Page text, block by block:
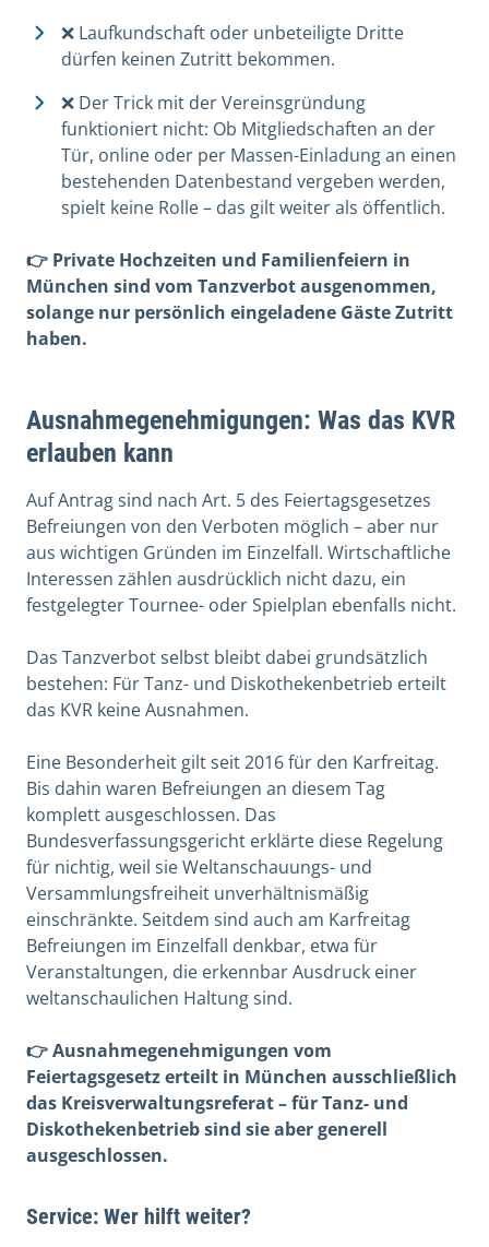
❌ Laufkundschaft oder unbeteiligte Dritte
dürfen keinen Zutritt bekommen.
❌ Der Trick mit der Vereinsgründung
funktioniert nicht: Ob Mitgliedschaften an der
Tür, online oder per Massen-Einladung an einen
bestehenden Datenbestand vergeben werden,
spielt keine Rolle – das gilt weiter als öffentlich.
👉 Private Hochzeiten und Familienfeiern in
München sind vom Tanzverbot ausgenommen,
solange nur persönlich eingeladene Gäste Zutritt
haben.
Ausnahmegenehmigungen: Was das KVR
erlauben kann
Auf Antrag sind nach Art. 5 des Feiertagsgesetzes
Befreiungen von den Verboten möglich – aber nur
aus wichtigen Gründen im Einzelfall. Wirtschaftliche
Interessen zählen ausdrücklich nicht dazu, ein
festgelegter Tournee- oder Spielplan ebenfalls nicht.
Das Tanzverbot selbst bleibt dabei grundsätzlich
bestehen: Für Tanz- und Diskothekenbetrieb erteilt
das KVR keine Ausnahmen.
Eine Besonderheit gilt seit 2016 für den Karfreitag.
Bis dahin waren Befreiungen an diesem Tag
komplett ausgeschlossen. Das
Bundesverfassungsgericht erklärte diese Regelung
für nichtig, weil sie Weltanschauungs- und
Versammlungsfreiheit unverhältnismäßig
einschränkte. Seitdem sind auch am Karfreitag
Befreiungen im Einzelfall denkbar, etwa für
Veranstaltungen, die erkennbar Ausdruck einer
weltanschaulichen Haltung sind.
👉 Ausnahmegenehmigungen vom
Feiertagsgesetz erteilt in München ausschließlich
das Kreisverwaltungsreferat – für Tanz- und
Diskothekenbetrieb sind sie aber generell
ausgeschlossen.
Service: Wer hilft weiter?